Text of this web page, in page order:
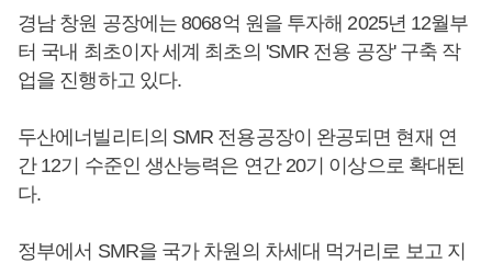
경남 창원 공장에는 8068억 원을 투자해 2025년 12월부
터 국내 최초이자 세계 최초의 'SMR 전용 공장' 구축 작
업을 진행하고 있다.
두산에너빌리티의 SMR 전용공장이 완공되면 현재 연
간 12기 수준인 생산능력은 연간 20기 이상으로 확대된
다.
정부에서 SMR을 국가 차원의 차세대 먹거리로 보고 지